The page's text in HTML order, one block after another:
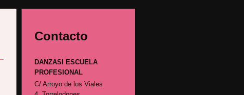
Contacto
DANZASI ESCUELA
PROFESIONAL
C/ Arroyo de los Viales